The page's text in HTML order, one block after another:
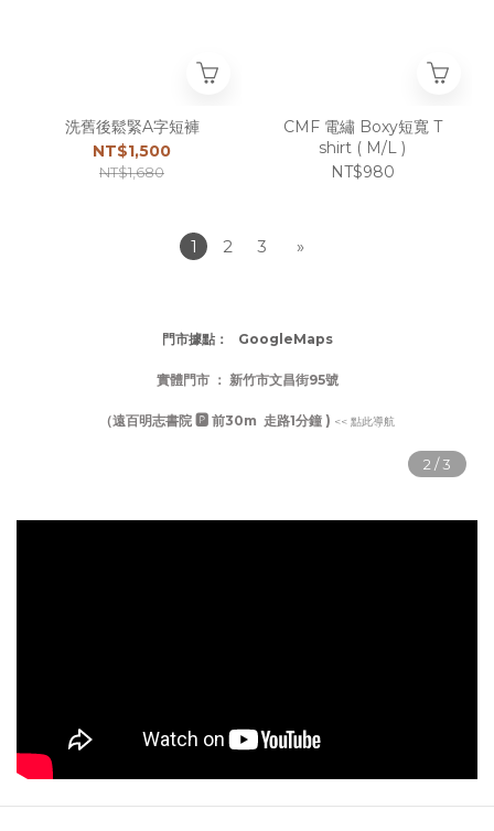
洗舊後鬆緊A字短褲
NT$1,500
NT$1,680
CMF 電繡 Boxy短寬 T
shirt ( M/L )
NT$980
1 2 3 »
門市據點： GoogleMaps
實體門市 ： 新竹市文昌街95號
（遠百明志書院 🅿️ 前30m 走路1分鐘 ) << 點此導航